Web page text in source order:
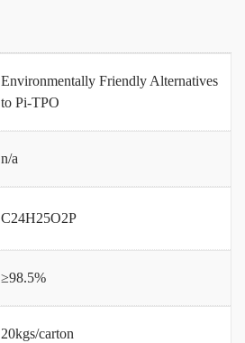
Environmentally Friendly Alternatives
to Pi-TPO
n/a
C24H25O2P
≥98.5%
20kgs/carton